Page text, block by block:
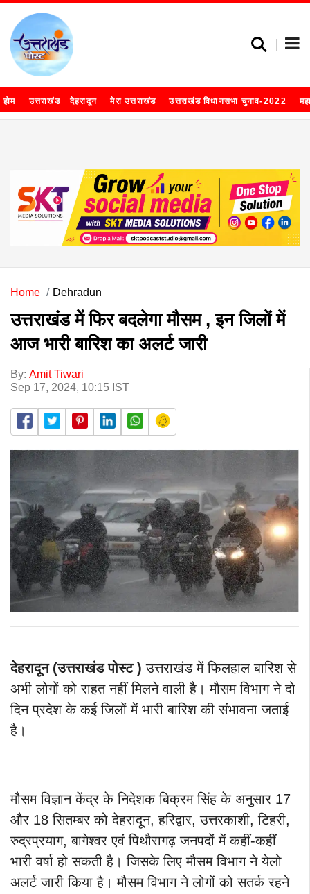
होम उत्तराखंड देहरादून मेरा उत्तराखंड उत्तराखंड विधानसभा चुनाव-2022
Home Dehradun
उत्तराखंड में फिर बदलेगा मौसम , इन जिलों में
आज भारी बारिश का अलर्ट जारी
By: Amit Tiwari
Sep 17, 2024, 10:15 IST
देहरादून (उत्तराखंड पोस्ट ) उत्तराखंड में फिलहाल बारिश से
अभी लोगों को राहत नहीं मिलने वाली है। मौसम विभाग ने दो
दिन प्रदेश के कई जिलों में भारी बारिश की संभावना जताई
है।
मौसम विज्ञान केंद्र के निदेशक बिक्रम सिंह के अनुसार 17
और 18 सितम्बर को देहरादून, हरिद्वार, उत्तरकाशी, टिहरी,
रुद्रप्रयाग, बागेश्वर एवं पिथौरागढ़ जनपदों में कहीं-कहीं
भारी वर्षा हो सकती है। जिसके लिए मौसम विभाग ने येलो
अलर्ट जारी किया है।मौसम विभाग ने लोगों को सतर्क रहने